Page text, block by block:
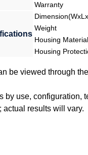
Warranty
Weight
Housing
Housing
be viewed through
by use, configuration,
actual results will vary.